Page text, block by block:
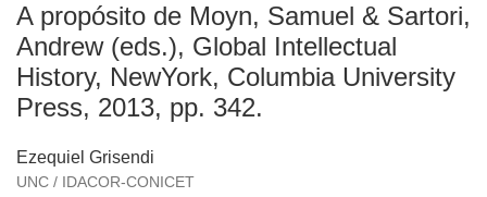
A propósito de Moyn, Samuel & Sartori,
Andrew (eds.), Global Intellectual
History, NewYork, Columbia University
Press, 2013, pp. 342.
Ezequiel Grisendi
UNC / IDACOR-CONICET